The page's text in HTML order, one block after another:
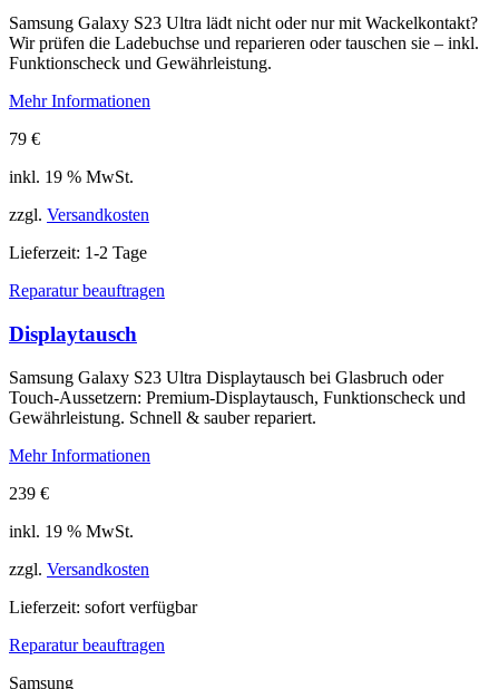
Samsung Galaxy S23 Ultra lädt nicht oder nur mit Wackelkontakt?
Wir prüfen die Ladebuchse und reparieren oder tauschen sie – inkl.
Funktionscheck und Gewährleistung.
Mehr Informationen
79 €
inkl. 19 % MwSt.
zzgl. Versandkosten
Lieferzeit: 1-2 Tage
Reparatur beauftragen
Displaytausch
Samsung Galaxy S23 Ultra Displaytausch bei Glasbruch oder
Touch-Aussetzern: Premium-Displaytausch, Funktionscheck und
Gewährleistung. Schnell & sauber repariert.
Mehr Informationen
239 €
inkl. 19 % MwSt.
zzgl. Versandkosten
Lieferzeit: sofort verfügbar
Reparatur beauftragen
Samsung